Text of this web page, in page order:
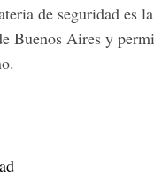
de seguridad es
Aires y